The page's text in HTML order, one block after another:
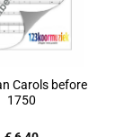
Carols before
1750